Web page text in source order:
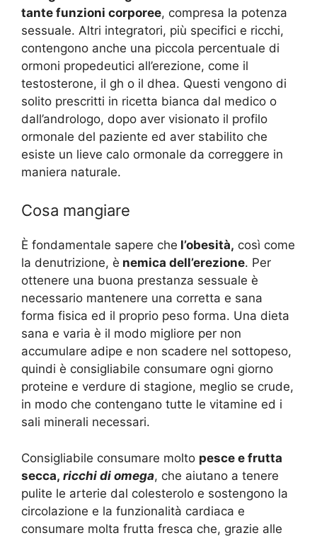
tante funzioni corporee, compresa la potenza
sessuale. Altri integratori, più specifici e ricchi,
contengono anche una piccola percentuale di
ormoni propedeutici all’erezione, come il
testosterone, il gh o il dhea. Questi vengono di
solito prescritti in ricetta bianca dal medico o
dall’andrologo, dopo aver visionato il profilo
ormonale del paziente ed aver stabilito che
esiste un lieve calo ormonale da correggere in
maniera naturale.
Cosa mangiare
È fondamentale sapere che l’obesità, così come
la denutrizione, è nemica dell’erezione. Per
ottenere una buona prestanza sessuale è
necessario mantenere una corretta e sana
forma fisica ed il proprio peso forma. Una dieta
sana e varia è il modo migliore per non
accumulare adipe e non scadere nel sottopeso,
quindi è consigliabile consumare ogni giorno
proteine e verdure di stagione, meglio se crude,
in modo che contengano tutte le vitamine ed i
sali minerali necessari.
Consigliabile consumare molto pesce e frutta
secca, ricchi di omega, che aiutano a tenere
pulite le arterie dal colesterolo e sostengono la
circolazione e la funzionalità cardiaca e
consumare molta frutta fresca che, grazie alle